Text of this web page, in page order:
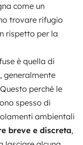
come un
trovare rifugio
rispetto per la
è quella di
, generalmente
perché le
spesso di
ambientali
breve e discreta,